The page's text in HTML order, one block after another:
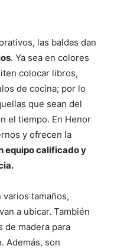
las baldas dan
. Ya sea en colores
colocar libros,
de cocina; por lo
que sean del
el tiempo. En Henor
y ofrecen la
equipo calificado y
tamaños,
a ubicar. También
de madera para
Además, son